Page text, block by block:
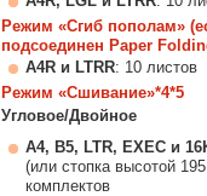
Режим «Сгиб пополам»
подсоединен Paper
A4R и LTRR: 10 листов
Режим «Сшивание»*4*5
Угловое/Двойное
A4, B5, LTR, EXEC и
(или стопка высотой
комплектов